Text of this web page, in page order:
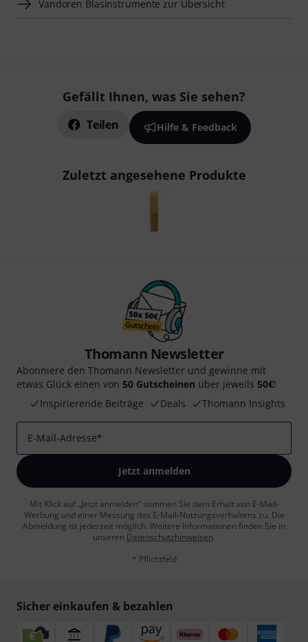
Vandoren Blasinstrumente zur Übersicht
Gefällt Ihnen, was Sie sehen?
Teilen Hilfe & Feedback
Zuletzt angesehene Produkte
Thomann Newsletter
Abonniere den Thomann Newsletter und gewinne mit
etwas Glück einen von 50 Gutscheinen über jeweils 50€!
Inspirierende Beiträge
Deals Thomann Insights
E-Mail-Adresse*
Jetzt anmelden
Mit Klick auf „Jetzt anmelden“ stimmen Sie dem Erhalt von E-Mail-
Werbung und einer Messung des E-Mail-Nutzungsverhaltens zu. Die
Abmeldung ist jederzeit möglich. Weitere Informationen finden Sie in
unseren Datenschutzhinweisen.
* Pflichtfeld
Sicher einkaufen & bezahlen